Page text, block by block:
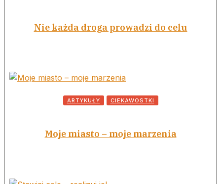
Nie każda droga prowadzi do celu
ARTYKUŁY CIEKAWOSTKI
Moje miasto – moje marzenia